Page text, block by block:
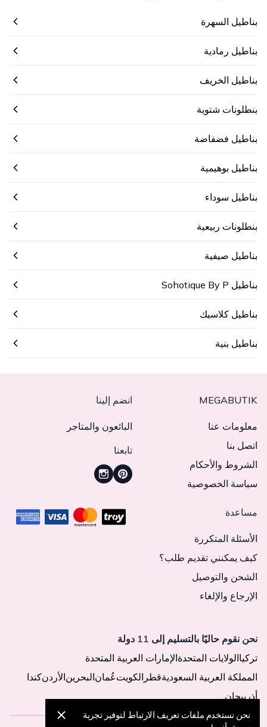
بناطيل السهرة
بناطيل رمادية
بناطيل الخريف
بنطلونات شتوية
بناطيل فضفاضة
بناطيل بوهيمية
بناطيل سوداء
بنطلونات ربيعية
بناطيل صيفية
بناطيل Sohotique By P
بناطيل كلاسيك
بناطيل بنية
MEGABUTIK
معلومات عنا
اتصل بنا
الشروط والأحكام
سياسة الخصوصية
انضم إلينا
البائعون والمتاجر
تابعنا
مساعدة
الأسئلة المتكررة
كيف يمكنني تقديم طلب؟
الشحن والتوصيل
الإرجاع والإلغاء
نحن نقوم حاليًا بالتسليم إلى 11 دولة
تركياالولايات المتحدةالإمارات العربية المتحدة
المملكة العربية السعوديةقطر الكويتعُمانالبحرينالأردنكندا
أذربيجان
نحن نستخدم ملفات تعريف الارتباط لتوفير تجربة